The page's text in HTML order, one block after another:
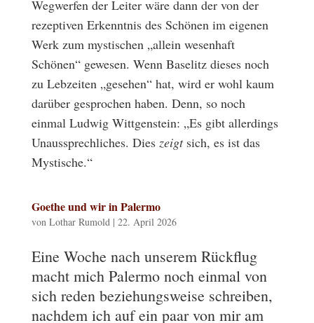
Wegwerfen der Leiter wäre dann der von der
rezeptiven Erkenntnis des Schönen im eigenen
Werk zum mystischen „allein wesenhaft
Schönen“ gewesen. Wenn Baselitz dieses noch
zu Lebzeiten „gesehen“ hat, wird er wohl kaum
darüber gesprochen haben. Denn, so noch
einmal Ludwig Wittgenstein: „Es gibt allerdings
Unaussprechliches. Dies zeigtsich, es ist das
Mystische.“
Goethe und wir in Palermo
von Lothar Rumold| 22. April 2026
Eine Woche nach unserem Rückflug
macht mich Palermo noch einmal von
sich reden beziehungsweise schreiben,
nachdem ich auf ein paar von mir am